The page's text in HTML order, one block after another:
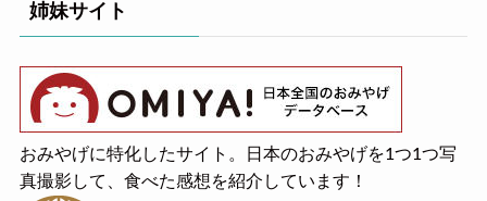
姉妹サイト
おみやげに特化したサイト。日本のおみやげを1つ1つ写
真撮影して、食べた感想を紹介しています！